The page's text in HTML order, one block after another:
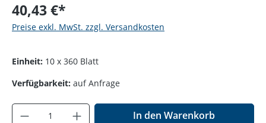
40,43 €*
Preise exkl. MwSt. zzgl. Versandkosten
Einheit: 10 x 360 Blatt
Verfügbarkeit: auf Anfrage
Produkt Anzahl: Gib den gewünschten
In den Warenkorb